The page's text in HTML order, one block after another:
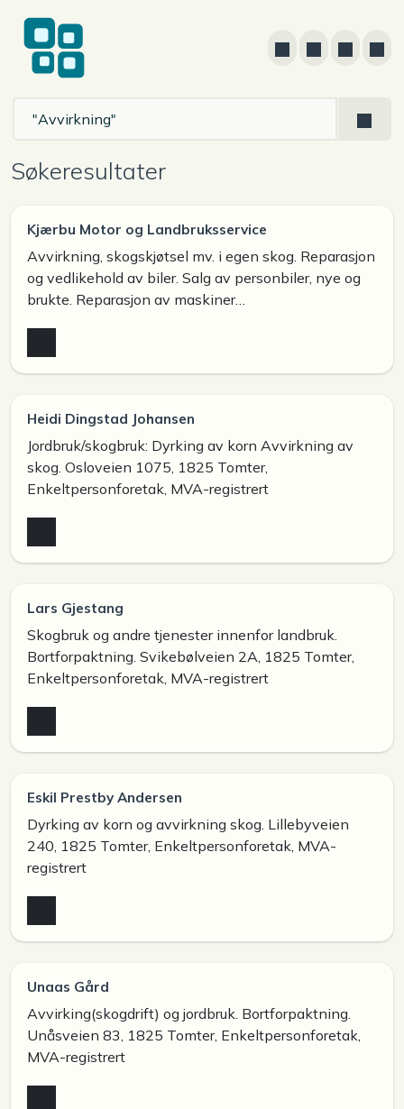
Søkeresultater
Kjærbu Motor og Landbruksservice
Avvirkning, skogskjøtsel mv. i egen skog. Reparasjon
og vedlikehold av biler. Salg av personbiler, nye og
brukte. Reparasjon av maskiner…
Heidi Dingstad Johansen
Jordbruk/skogbruk: Dyrking av korn Avvirkning av
skog. Osloveien 1075, 1825 Tomter,
Enkeltpersonforetak, MVA-registrert
Lars Gjestang
Skogbruk og andre tjenester innenfor landbruk.
Bortforpaktning. Svikebølveien 2A, 1825 Tomter,
Enkeltpersonforetak, MVA-registrert
Eskil Prestby Andersen
Dyrking av korn og avvirkning skog. Lillebyveien
240, 1825 Tomter, Enkeltpersonforetak, MVA-
registrert
Unaas Gård
Avvirking(skogdrift) og jordbruk. Bortforpaktning.
Unåsveien 83, 1825 Tomter, Enkeltpersonforetak,
MVA-registrert